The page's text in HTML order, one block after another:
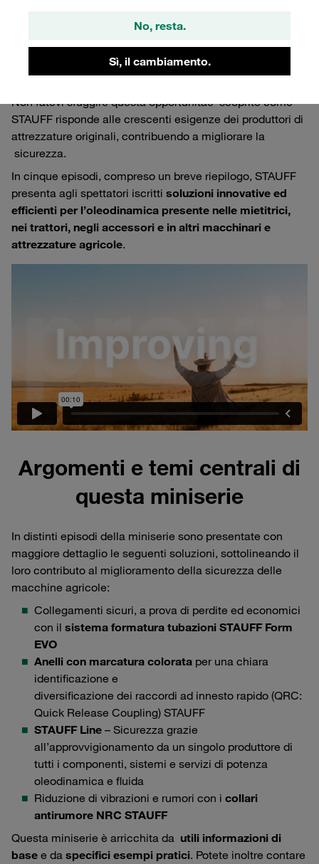
No, resta.
Sì, il cambiamento.
partecipate anche voi
Non fatevi sfuggire questa opportunitàe scoprite come
STAUFF risponde alle crescenti esigenze dei produttori di
attrezzature originali, contribuendo a migliorare la
sicurezza.
In cinque episodi, compreso un breve riepilogo, STAUFF
presenta agli spettatori iscritti soluzioni innovative ed
efficienti per l’oleodinamica presente nelle mietitrici,
nei trattori, negli accessori e in altri macchinari e
attrezzature agricole.
Argomenti e temi centrali di
questa miniserie
In distinti episodi della miniserie sono presentate con
maggiore dettaglio le seguenti soluzioni, sottolineando il
loro contributo al miglioramento della sicurezza delle
macchine agricole:
Collegamenti sicuri, a prova di perdite ed economici
con il sistema formatura tubazioni STAUFF Form
EVO
Anelli con marcatura colorata per una chiara
identificazione e
diversificazione dei raccordi ad innesto rapido (QRC:
Quick Release Coupling) STAUFF
STAUFF Line – Sicurezza grazie
all’approvvigionamento da un singolo produttore di
tutti i componenti, sistemi e servizi di potenza
oleodinamica e fluida
Riduzione di vibrazioni e rumori con i collari
antirumore NRC STAUFF
Questa miniserie è arricchita da utili informazioni di
base e da specifici esempi pratici. Potete inoltre contare